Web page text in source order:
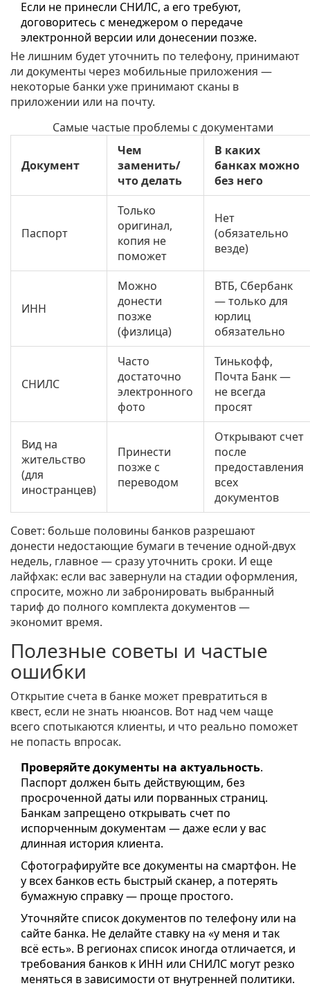
Если не принесли СНИЛС, а его требуют,
договоритесь с менеджером о передаче
электронной версии или донесении позже.
Не лишним будет уточнить по телефону, принимают
ли документы через мобильные приложения —
некоторые банки уже принимают сканы в
приложении или на почту.
Самые частые проблемы с документами
Документ
Чем
заменить/
что делать
В каких
банках можно
без него
Паспорт
Только
оригинал,
копия не
поможет
Нет
(обязательно
везде)
ИНН
Можно
донести
позже
(физлица)
ВТБ, Сбербанк
— только для
юрлиц
обязательно
СНИЛС
Часто
достаточно
электронного
фото
Тинькофф,
Почта Банк —
не всегда
просят
Вид на
жительство
(для
иностранцев)
Принести
позже с
переводом
Открывают счет
после
предоставления
всех
документов
Совет: больше половины банков разрешают
донести недостающие бумаги в течение одной-двух
недель, главное — сразу уточнить сроки. И еще
лайфхак: если вас завернули на стадии оформления,
спросите, можно ли забронировать выбранный
тариф до полного комплекта документов —
экономит время.
Полезные советы и частые
ошибки
Открытие счета в банке может превратиться в
квест, если не знать нюансов. Вот над чем чаще
всего спотыкаются клиенты, и что реально поможет
не попасть впросак.
Проверяйте документы на актуальность.
Паспорт должен быть действующим, без
просроченной даты или порванных страниц.
Банкам запрещено открывать счет по
испорченным документам — даже если у вас
длинная история клиента.
Сфотографируйте все документы на смартфон. Не
у всех банков есть быстрый сканер, а потерять
бумажную справку — проще простого.
Уточняйте список документов по телефону или на
сайте банка. Не делайте ставку на «у меня и так
всё есть». В регионах список иногда отличается, и
требования банков к ИНН или СНИЛС могут резко
меняться в зависимости от внутренней политики.